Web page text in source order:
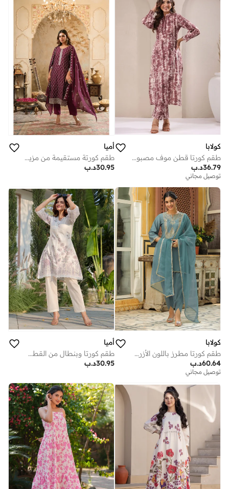
كولابا
طقم كورتا قطن موف مصبوغ بالربط قطعتين
د.ب36.79
توصيل مجاني
أميا
طقم كورتة مستقيمة من مزيج الحرير المطرز باللون العنابي مع شال
د.ب30.95
كولابا
طقم كورتا مطرز باللون الأزرق من تشينون 3 قطع
د.ب60.64
توصيل مجاني
أميا
طقم كورتا وبنطال من القطن الخالص مطبوع عليه خطوط بيضاء - 3 قطع
د.ب30.95